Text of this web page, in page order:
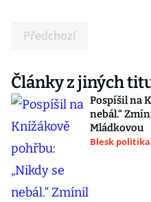
Předchozí
Články z jiných
Pospíšil na
nebál.“
Mládkovou
Blesk politika